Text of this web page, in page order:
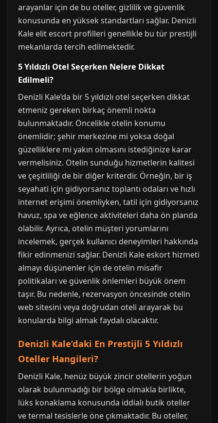
arayanlar için de bu oteller, gizlilik ve güvenlik
konusunda en yüksek standartları sağlar. Denizli
Kale elit escort profilleri genellikle bu tür prestijli
mekanlarda tercih edilmektedir.
5 Yıldızlı Otel Seçerken Nelere Dikkat
Edilmeli?
Denizli Kale’da bir 5 yıldızlı otel seçerken dikkat
etmeniz gereken birkaç önemli nokta
bulunmaktadır. Öncelikle otelin konumu
önemlidir; şehir merkezine mi yoksa doğal
güzelliklere mi yakın olmasını istediğinize karar
vermelisiniz. Otelin sunduğu hizmetlerin kalitesi
ve çeşitliliği de bir diğer kriterdir. Örneğin, bir iş
seyahati için gidiyorsanız toplantı odaları ve hızlı
internet erişimi önemliyken, tatil için gidiyorsanız
havuz, spa ve eğlence aktiviteleri daha ön planda
olabilir. Ayrıca, otelin müşteri yorumlarını
incelemek, gerçek kullanıcı deneyimleri hakkında
fikir edinmenizi sağlar. Denizli Kale eskort hizmeti
almayı düşünenler için de otelin misafir
politikaları ve güvenlik önlemleri büyük önem
taşır. Bu nedenle, rezervasyon öncesinde otelin
web sitesini veya doğrudan oteli arayarak bu
konularda bilgi almak faydalı olacaktır.
Denizli Kale’daki En Prestijli 5 Yıldızlı
Oteller Hangileri?
Denizli Kale, henüz büyük zincir otellerin yoğun
olarak bulunmadığı bir bölge olmakla birlikte,
lüks konaklama konusunda iddialı butik oteller
ve termal tesislerle öne çıkmaktadır. Bu oteller,